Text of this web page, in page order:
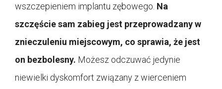
wszczepieniem implantu zębowego. Na
szczęście sam zabieg jest przeprowadzany w
znieczuleniu miejscowym, co sprawia, że jest
on bezbolesny. Możesz odczuwać jedynie
niewielki dyskomfort związany z wierceniem